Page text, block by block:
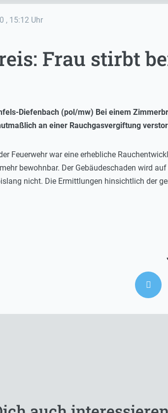
, 15:12 Uhr
Frau stirbt
Diefenbach (pol/mw) Bei einem
an einer Rauchgasvergiftung
Feuerwehr war eine erhebliche
bewohnbar. Der Gebäudeschaden wird
nicht. Die Ermittlungen hinsichtlich der